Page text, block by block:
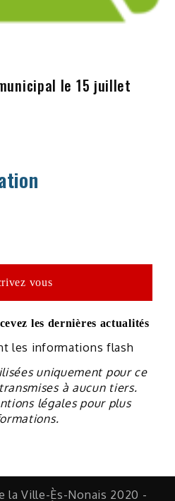
le 15 juillet
les dernières actualités
les informations flash
uniquement pour ce
à aucun tiers.
légales pour plus
la Ville-Ès-Nonais 2020 -